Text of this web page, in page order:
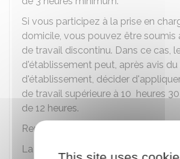
Si vous participez à la prise en
domicile, vous pouvez être soumis
de travail discontinu. Dans ce cas,
d'établissement peut, après avis
d'établissement, décider
de travail supérieure à 10 heures
de 12 heures.
Repos quotidien
La durée du